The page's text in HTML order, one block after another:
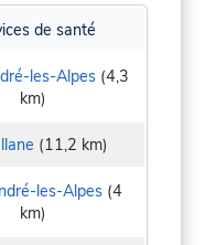
de santé
les-Alpes (4,3
km)
(11,2 km)
les-Alpes (4
km)